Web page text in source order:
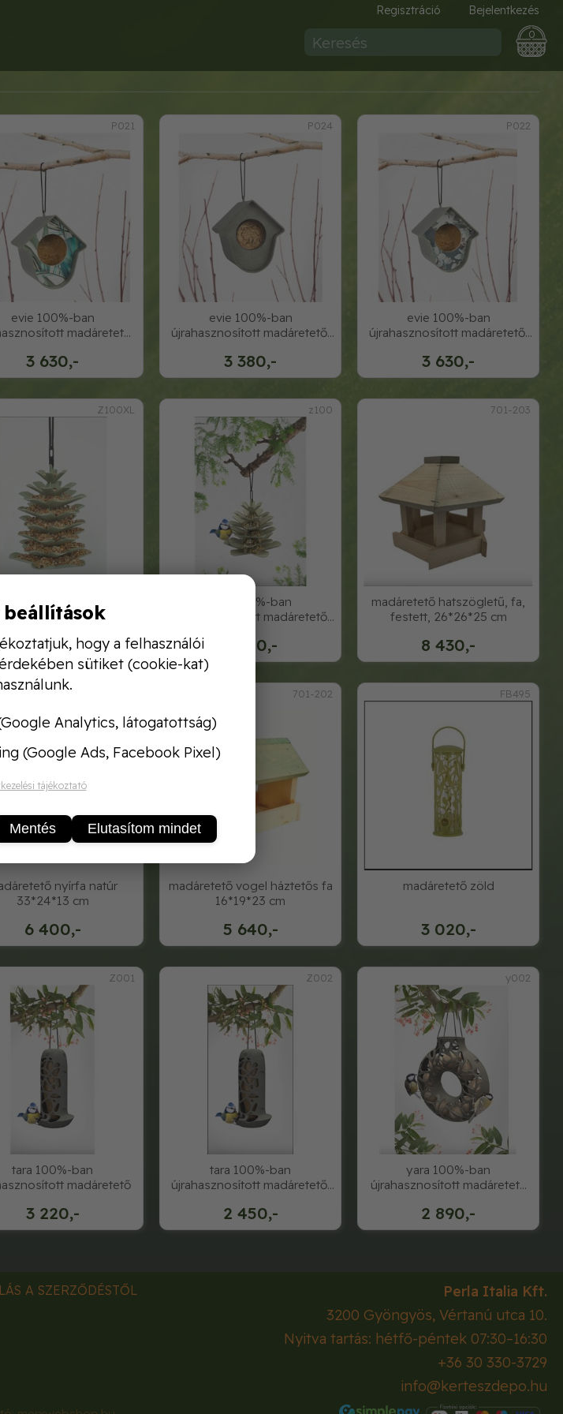
Regisztráció Bejelentkezés
0
P021
3 630,-
evie 100%-ban
madáretető
P024
3 380,-
evie 100%-ban
újrahasznosított madáretető,
P022
3 630,-
evie 100%-ban
újrahasznosított madáretető,
Z100XL
3 630,-
jesse 98%-ban
madáretető,
z100
3 280,-
jesse 98%-ban
újrahasznosított madáretető,
701-203
8 430,-
madáretető hatszögletű, fa,
festett, 26*26*25 cm
6 400,-
nyírfa natúr
33*24*13 cm
701-202
5 640,-
madáretető vogel háztetős fa
16*19*23 cm
FB495
3 020,-
madáretető zöld
Z001
3 220,-
tara 100%-ban
madáretető
Z002
2 450,-
tara 100%-ban
újrahasznosított madáretető,
y002
2 890,-
yara 100%-ban
újrahasznosított madáretető
A SZERZŐDÉSTŐL
Perla Italia Kft.
3200 Gyöngyös, Vértanú utca 10.
Nyitva tartás: hétfő-péntek 07:30–16:30
+36 30 330-3729
info@kerteszdepo.hu
hogy a felhasználói
sütiket (cookie-kat)
Analytics, látogatottság)
(Google Ads, Facebook Pixel)
tájékoztató
Mentés Elutasítom mindet